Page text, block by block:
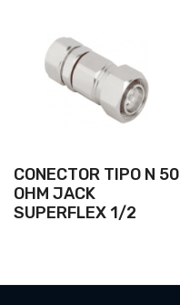
CONECTOR TIPO N 50
OHM JACK
SUPERFLEX 1/2